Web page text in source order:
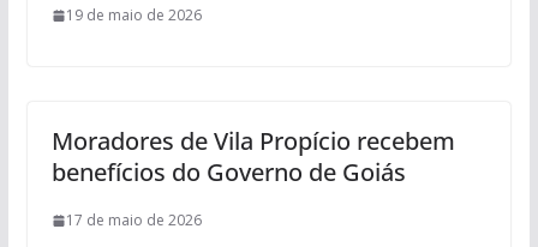
19 de maio de 2026
Moradores de Vila Propício recebem
benefícios do Governo de Goiás
17 de maio de 2026